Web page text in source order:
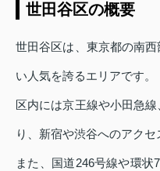
世田谷区の概要
世田谷区は、東京都の南
い人気を誇るエリアです。
区内には京王線や小田急
り、新宿や渋谷へのアクセ
また、国道246号線や環